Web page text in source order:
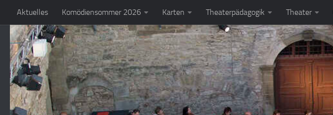
Zum Inhalt springen
Aktuelles Komödiensommer 2026 Karten Theaterpädagogik Theater